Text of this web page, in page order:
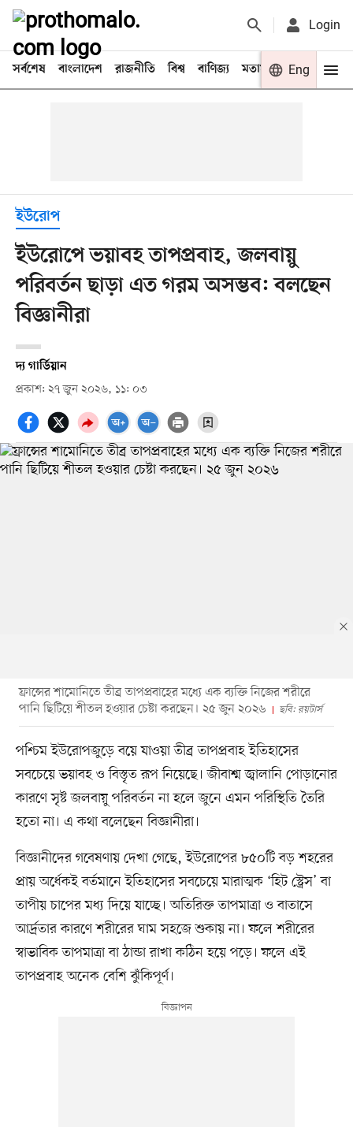
Login
সর্বশেষ বাংলাদেশ রাজনীতি বিশ্ব বাণিজ্য মতামত খেলা
Eng
ইউরোপ
ইউরোপে ভয়াবহ তাপপ্রবাহ, জলবায়ু
পরিবর্তন ছাড়া এত গরম অসম্ভব: বলছেন
বিজ্ঞানীরা
দ্য গার্ডিয়ান
প্রকাশ: ২৭ জুন ২০২৬, ১১: ০৩
ফ্রান্সের শামোনিতে তীব্র তাপপ্রবাহের মধ্যে এক ব্যক্তি নিজের শরীরে
পানি ছিটিয়ে শীতল হওয়ার চেষ্টা করছেন। ২৫ জুন ২০২৬
ছবি: রয়টার্স
পশ্চিম ইউরোপজুড়ে বয়ে যাওয়া তীব্র তাপপ্রবাহ ইতিহাসের
সবচেয়ে ভয়াবহ ও বিস্তৃত রূপ নিয়েছে। জীবাশ্ম জ্বালানি পোড়ানোর
কারণে সৃষ্ট জলবায়ু পরিবর্তন না হলে জুনে এমন পরিস্থিতি তৈরি
হতো না। এ কথা বলেছেন বিজ্ঞানীরা।
বিজ্ঞানীদের গবেষণায় দেখা গেছে, ইউরোপের ৮৫০টি বড় শহরের
প্রায় অর্ধেকই বর্তমানে ইতিহাসের সবচেয়ে মারাত্মক ‘হিট স্ট্রেস’ বা
তাপীয় চাপের মধ্য দিয়ে যাচ্ছে। অতিরিক্ত তাপমাত্রা ও বাতাসে
আর্দ্রতার কারণে শরীরের ঘাম সহজে শুকায় না। ফলে শরীরের
স্বাভাবিক তাপমাত্রা বা ঠান্ডা রাখা কঠিন হয়ে পড়ে। ফলে এই
তাপপ্রবাহ অনেক বেশি ঝুঁকিপূর্ণ।